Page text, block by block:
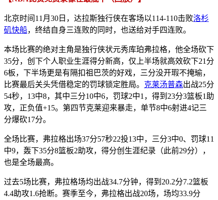
北京时间11月30日，达拉斯独行侠在客场以114-110击败洛杉
矶快船，终结自身三连败的同时，也送给对手四连败。
本场比赛的绝对主角是独行侠状元秀库珀弗拉格，他全场砍下
35分，创下个人职业生涯得分新高，仅上半场就高效砍下21分
6板，下半场更是有隔扣祖巴茨的好戏，三分没开瑕不掩瑜，
比赛最后关头凭借稳定的罚球锁定胜局。 克莱汤普森出战25分
54秒，13中8，其中三分10中6，罚球2中1，得到23分3篮板1助
攻，正负值+15。第四节克莱迎来暴走，单节8中6射进4记三
分爆砍17分。
全场比赛，弗拉格出场37分57秒22投13中，三分3中0、罚球11
中9，轰下35分8篮板2助攻，得分创生涯纪录（此前29分），
也是全场最高。
过去5场比赛，弗拉格场均出战34.7分钟，得到20.2分7.2篮板
4.4助攻1.6抢断。赛季至今，弗拉格出战20场，场均33.9分